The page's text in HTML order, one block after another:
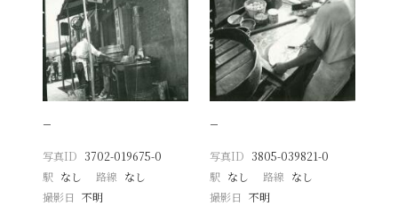
−
写真ID 3702-019675-0
駅 なし 路線 なし
撮影日
不明
−
写真ID 3805-039821-0
駅 なし 路線 なし
撮影日 不明